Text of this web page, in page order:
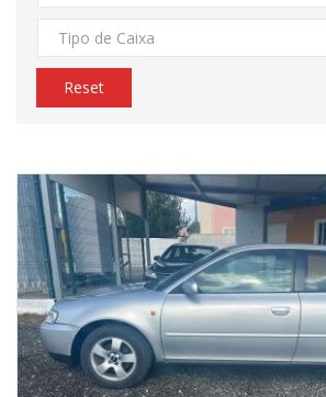
Tipo de Caixa
Reset